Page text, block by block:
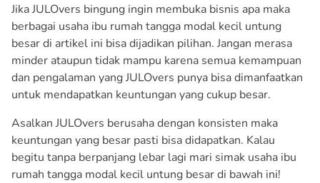
Jika JULOvers bingung ingin membuka bisnis apa maka
berbagai usaha ibu rumah tangga modal kecil untung
besar di artikel ini bisa dijadikan pilihan. Jangan merasa
minder ataupun tidak mampu karena semua kemampuan
dan pengalaman yang JULOvers punya bisa dimanfaatkan
untuk mendapatkan keuntungan yang cukup besar.
Asalkan JULOvers berusaha dengan konsisten maka
keuntungan yang besar pasti bisa didapatkan. Kalau
begitu tanpa berpanjang lebar lagi mari simak usaha ibu
rumah tangga modal kecil untung besar di bawah ini!